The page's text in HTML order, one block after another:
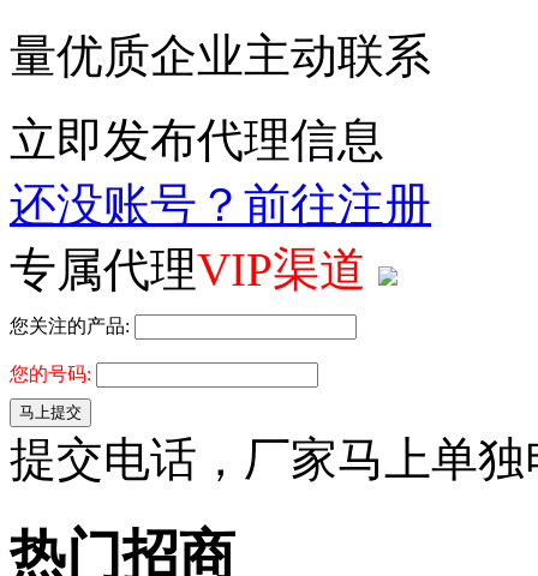
量优质企业主动联系
立即发布代理信息
还没账号？前往注册
专属代理VIP渠道
您关注的产品:
您的号码:
马上提交
提交电话，厂家马上单
热门招商